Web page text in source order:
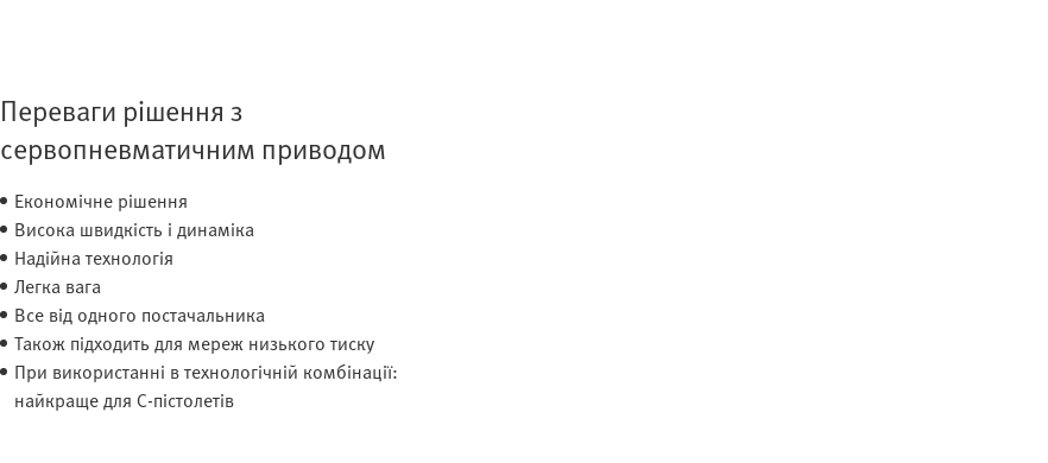
Переваги рішення з
сервопневматичним приводом
Економічне рішення
Висока швидкість і динаміка
Надійна технологія
Легка вага
Все від одного постачальника
Також підходить для мереж низького тиску
При використанні в технологічній комбінації:
найкраще для C-пістолетів